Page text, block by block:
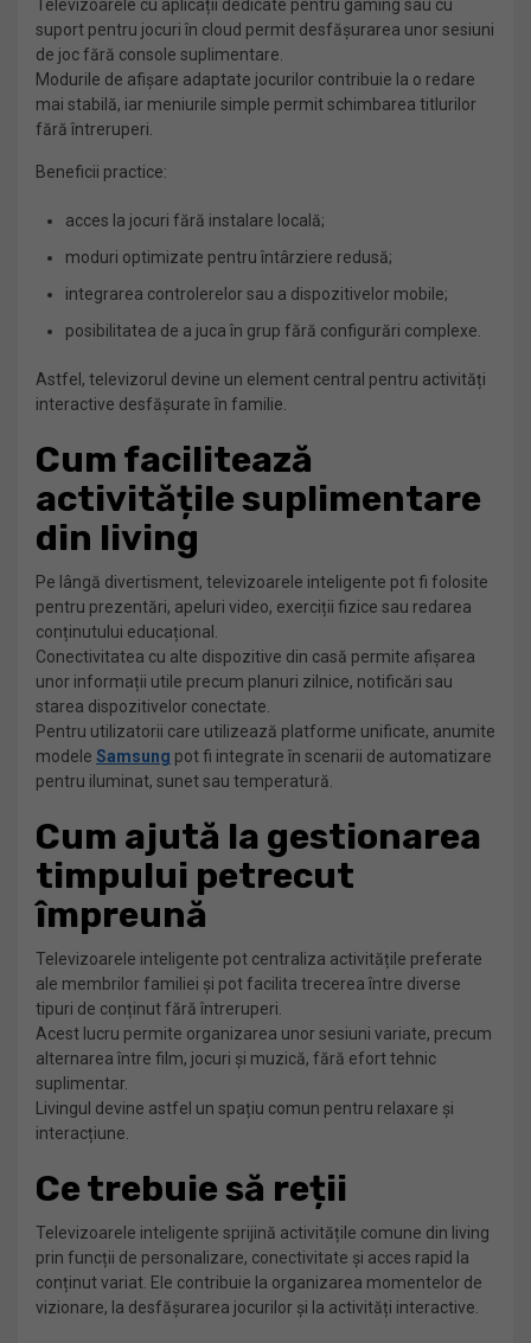
Televizoarele cu aplicații dedicate pentru gaming sau cu
suport pentru jocuri în cloud permit desfășurarea unor sesiuni
de joc fără console suplimentare.
Modurile de afișare adaptate jocurilor contribuie la o redare
mai stabilă, iar meniurile simple permit schimbarea titlurilor
fără întreruperi.
Beneficii practice:
acces la jocuri fără instalare locală;
moduri optimizate pentru întârziere redusă;
integrarea controlerelor sau a dispozitivelor mobile;
posibilitatea de a juca în grup fără configurări complexe.
Astfel, televizorul devine un element central pentru activități
interactive desfășurate în familie.
Cum facilitează
activitățile suplimentare
din living
Pe lângă divertisment, televizoarele inteligente pot fi folosite
pentru prezentări, apeluri video, exerciții fizice sau redarea
conținutului educațional.
Conectivitatea cu alte dispozitive din casă permite afișarea
unor informații utile precum planuri zilnice, notificări sau
starea dispozitivelor conectate.
Pentru utilizatorii care utilizează platforme unificate, anumite
modele Samsung pot fi integrate în scenarii de automatizare
pentru iluminat, sunet sau temperatură.
Cum ajută la gestionarea
timpului petrecut
împreună
Televizoarele inteligente pot centraliza activitățile preferate
ale membrilor familiei și pot facilita trecerea între diverse
tipuri de conținut fără întreruperi.
Acest lucru permite organizarea unor sesiuni variate, precum
alternarea între film, jocuri și muzică, fără efort tehnic
suplimentar.
Livingul devine astfel un spațiu comun pentru relaxare și
interacțiune.
Ce trebuie să reții
Televizoarele inteligente sprijină activitățile comune din living
prin funcții de personalizare, conectivitate și acces rapid la
conținut variat. Ele contribuie la organizarea momentelor de
vizionare, la desfășurarea jocurilor și la activități interactive.